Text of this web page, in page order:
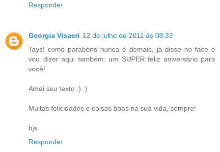
Responder
Georgia Visacri 12 de julho de 2011 às 08:33
Tays! como parabéns nunca é demais, já disse no face e
vou dizer aqui também: um SUPER feliz aniversário para
você!
Amei seu texto :) :)
Muitas felicidades e coisas boas na sua vida, sempre!
bjs
Responder